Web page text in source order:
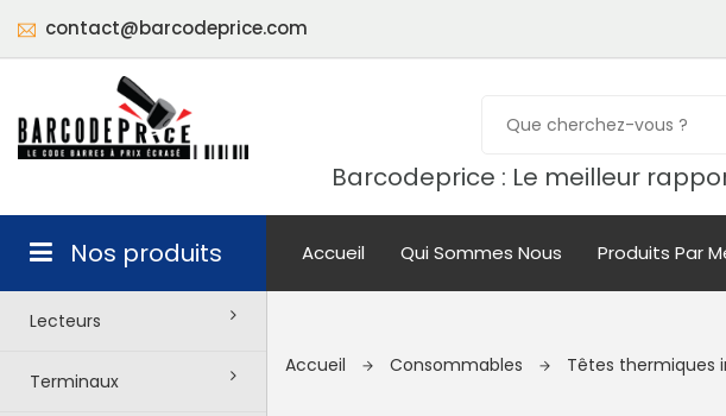
contact@barcodeprice.com
Barcodeprice : Le meilleur
Nos produits
Lecteurs
Terminaux
Accueil Qui Sommes Nous Produits Par
Accueil Consommables Têtes thermiques